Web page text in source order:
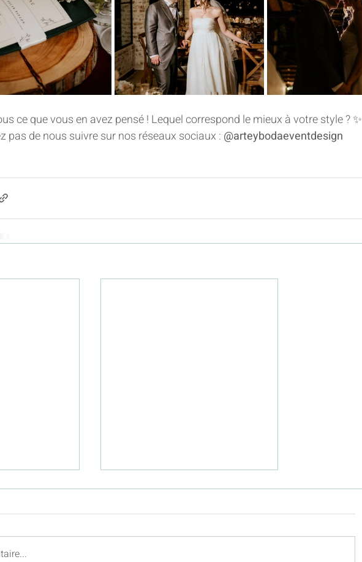
ce que vous en avez pensé ! Lequel correspond le mieux à votre style ? ✨
pas de nous suivre sur nos réseaux sociaux : @arteybodaeventdesign